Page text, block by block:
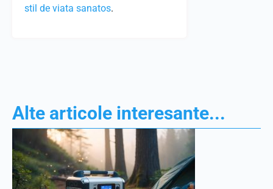
stil de viata sanatos.
Alte articole interesante...